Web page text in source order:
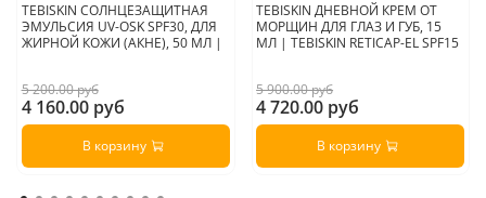
TEBISKIN СОЛНЦЕЗАЩИТНАЯ
ЭМУЛЬСИЯ UV-OSK SPF30, ДЛЯ
ЖИРНОЙ КОЖИ (АКНЕ), 50 МЛ |
5 200.00 руб
4 160.00 руб
В корзину
TEBISKIN ДНЕВНОЙ КРЕМ ОТ
МОРЩИН ДЛЯ ГЛАЗ И ГУБ, 15
МЛ | TEBISKIN RETICAP-EL SPF15
5 900.00 руб
4 720.00 руб
В корзину